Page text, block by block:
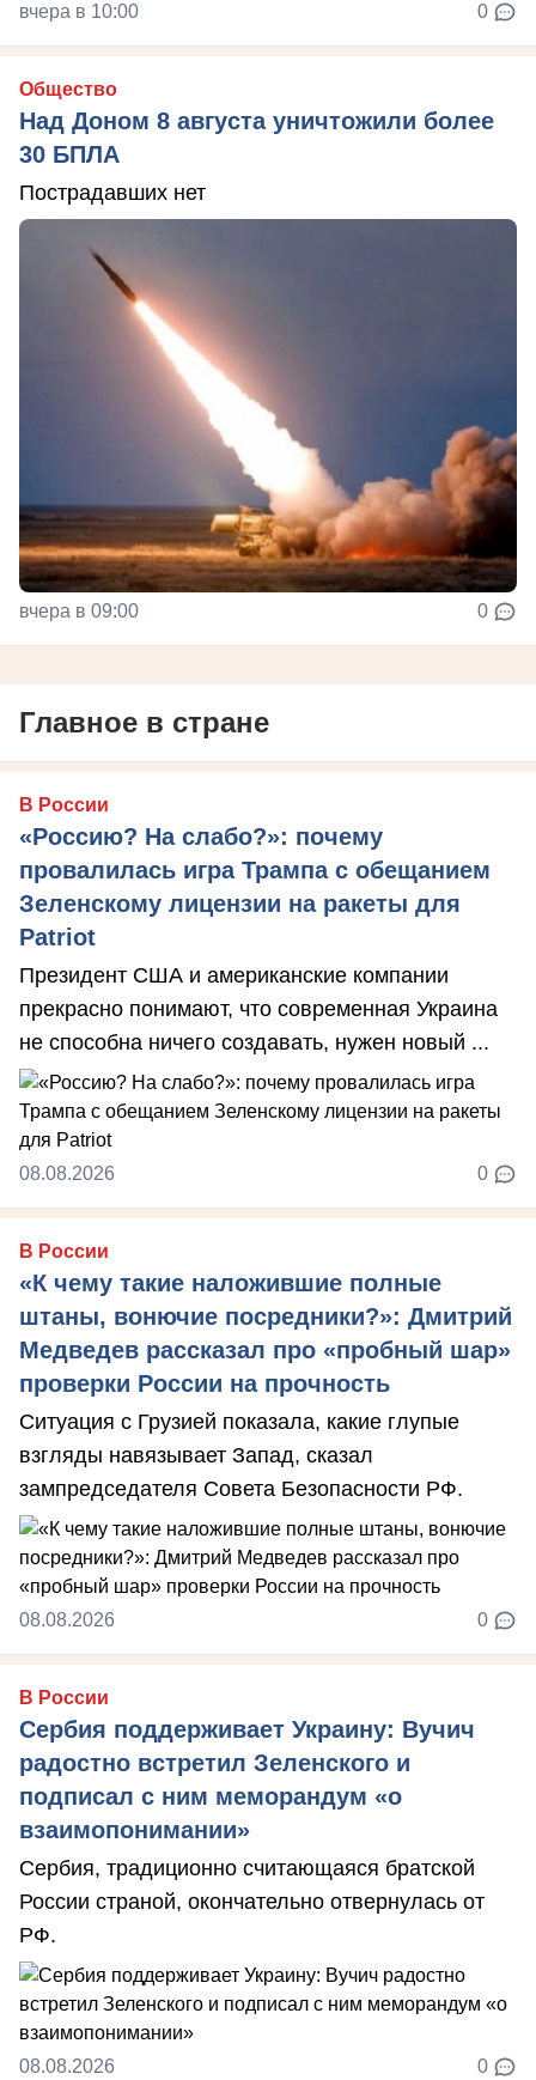
вчера в 10:00 0
Общество
Над Доном 8 августа уничтожили более
30 БПЛА
Пострадавших нет
вчера в 09:00 0
Главное в стране
В России
«Россию? На слабо?»: почему
провалилась игра Трампа с обещанием
Зеленскому лицензии на ракеты для
Patriot
Президент США и американские компании
прекрасно понимают, что современная Украина
не способна ничего создавать, нужен новый ...
08.08.2026 0
В России
«К чему такие наложившие полные
штаны, вонючие посредники?»: Дмитрий
Медведев рассказал про «пробный шар»
проверки России на прочность
Ситуация с Грузией показала, какие глупые
взгляды навязывает Запад, сказал
зампредседателя Совета Безопасности РФ.
08.08.2026 0
В России
Сербия поддерживает Украину: Вучич
радостно встретил Зеленского и
подписал с ним меморандум «о
взаимопонимании»
Сербия, традиционно считающаяся братской
России страной, окончательно отвернулась от
РФ.
08.08.2026 0